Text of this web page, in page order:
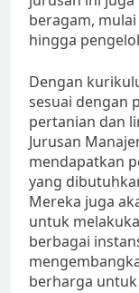
beragam,
hingga
Dengan
sesuai dengan
pertanian dan
Jurusan
mendapatkan
yang
Mereka juga
untuk
berbagai
berharga